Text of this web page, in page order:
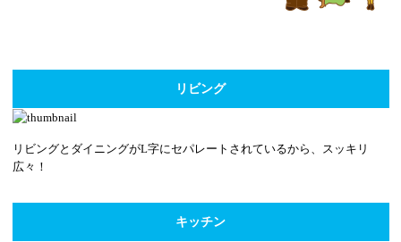
リビング
リビングとダイニングがL字にセパレートされているから、スッキリ
広々！
キッチン